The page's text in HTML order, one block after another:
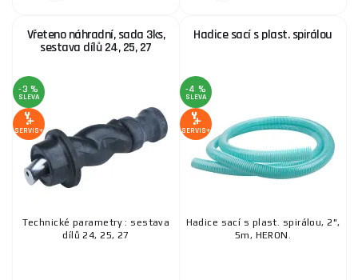
Vřeteno náhradní, sada 3ks,
sestava dílů 24, 25, 27
-3 %
SLEVA
SERVIS+
Technické parametry : sestava
dílů 24, 25, 27
Hadice sací s plast. spirálou
-4 %
SLEVA
SERVIS+
Hadice sací s plast. spirálou, 2",
5m, HERON.